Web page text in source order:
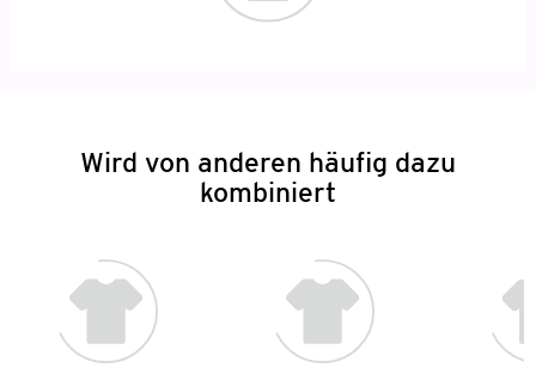
Wird von anderen häufig dazu
kombiniert